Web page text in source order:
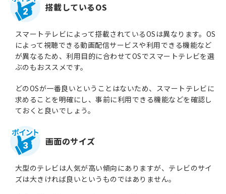
2 搭載しているOS
スマートテレビによって搭載されているOSは異なります。OS
によって視聴できる動画配信サービスや利用できる機能など
が異なるため、利用目的に合わせてOSでスマートテレビを選
ぶのもおススメです。
どのOSが一番良いということはないため、スマートテレビに
求めることを明確にし、事前に利用できる機能などを確認し
ておくと良いでしょう。
3 画面のサイズ
大型のテレビは人気が高い傾向にありますが、テレビのサイ
ズは大きければ良いというものではありません。